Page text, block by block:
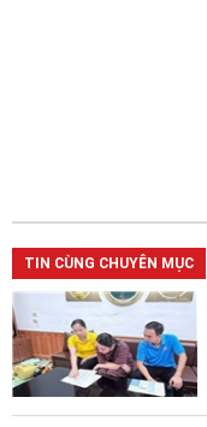
TIN CÙNG CHUYÊN MỤC